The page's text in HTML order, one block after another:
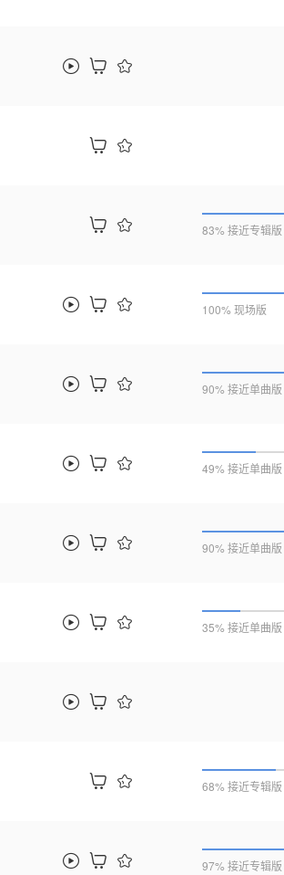
83% 接近专辑版
100% 现场版
90% 接近单曲版
49% 接近单曲版
90% 接近单曲版
35% 接近单曲版
68% 接近专辑版
97% 接近专辑版